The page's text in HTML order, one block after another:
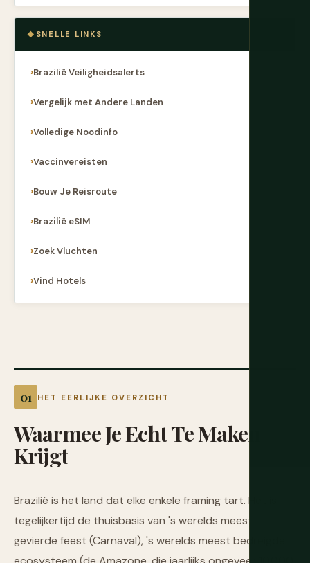
HET EERLIJKE OVERZICHT
WaarmeeJeEchtTeMaken
Krijgt
Brazilië is het land dat elke enkele framing tart. Het is
tegelijkertijd de thuisbasis van 's werelds meest
gevierde feest (Carnaval), 's werelds meest bedreigde
SNELLE LINKS
Brazilië Veiligheidsalerts
Vergelijk met Andere Landen
Volledige Noodinfo
Vaccinvereisten
Bouw Je Reisroute
Brazilië eSIM
Zoek Vluchten
Vind Hotels